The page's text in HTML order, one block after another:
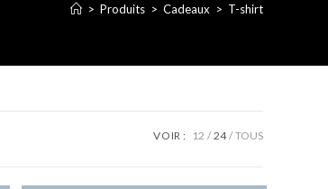
WEBSITE
> Produits > Cadeaux > T-shirt
VOIR : 12 24 TOUS